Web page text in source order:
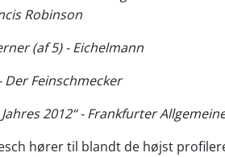
Robinson
(af 5) - Eichelmann
Der Feinschmecker
2012“ - Frankfurter
hører til blandt de højst